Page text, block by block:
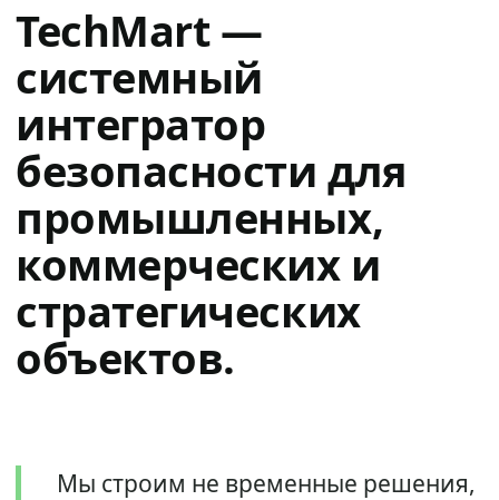
TechMart —
системный
интегратор
безопасности для
промышленных,
коммерческих и
стратегических
объектов.
Мы строим не временные решения,